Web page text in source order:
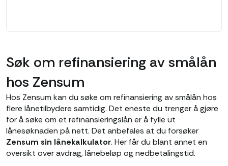
Søk om refinansiering av smålån
hos Zensum
Hos Zensum kan du søke om refinansiering av smålån hos
flere lånetilbydere samtidig. Det eneste du trenger å gjøre
for å søke om et refinansieringslån er å fylle ut
lånesøknaden på nett. Det anbefales at du forsøker
Zensum sin lånekalkulator. Her får du blant annet en
oversikt over avdrag, lånebeløp og nedbetalingstid.